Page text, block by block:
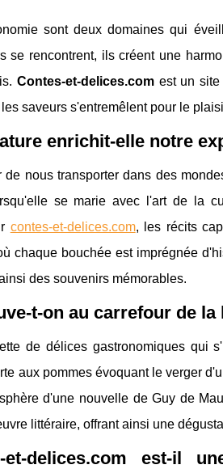
sont deux domaines qui
se rencontrent, ils créent une
Contes-et-delices.comest un site
saveurs s'entremêlent pour le
enrichit-elle notre
de nous transporter dans des
se marie avec l'art de la
contes-et-delices.com, les récits
chaque bouchée est imprégnée
des souvenirs mémorables.
t-on au carrefour de
de délices gastronomiques qui
aux pommes évoquant le verger
d'une nouvelle de Guy de
littéraire, offrant ainsi une
delices.com est-il